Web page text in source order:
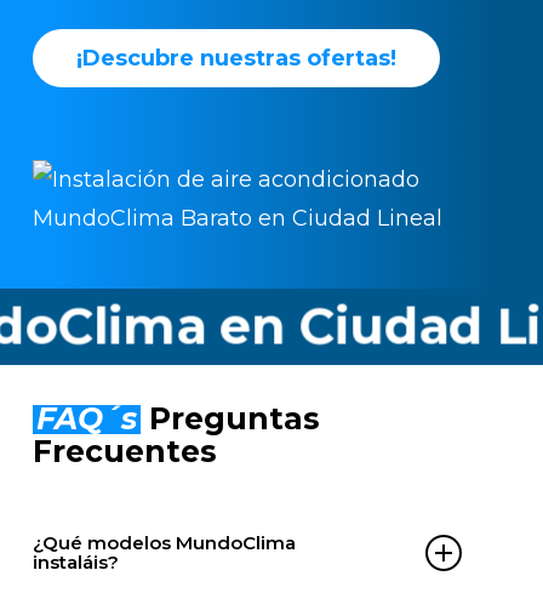
¡Descubre nuestras ofertas!
en Ciudad Lineal
FAQ´s Preguntas
Frecuentes
¿Qué modelos MundoClima
instaláis?